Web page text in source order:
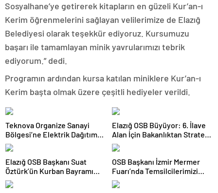
Sosyalhane’ye getirerek kitapların en güzeli Kur’an-ı
Kerim öğrenmelerini sağlayan velilerimize de Elazığ
Belediyesi olarak teşekkür ediyoruz. Kursumuzu
başarı ile tamamlayan minik yavrularımızı tebrik
ediyorum.” dedi.
Programın ardından kursa katılan miniklere Kur’an-ı
Kerim başta olmak üzere çeşitli hediyeler verildi.
Teknova Organize Sanayi
Bölgesi’ne Elektrik Dağıtım
Lisansı Verildi
Elazığ OSB Büyüyor: 6. İlave
Alan İçin Bakanlıktan Stratejik
Onay!
Elazığ OSB Başkanı Suat
Öztürk’ün Kurban Bayramı
Tebrik Mesajı
OSB Başkanı İzmir Mermer
Fuarı’nda Temsilcilerimizi
Yalnız Bırakmadı